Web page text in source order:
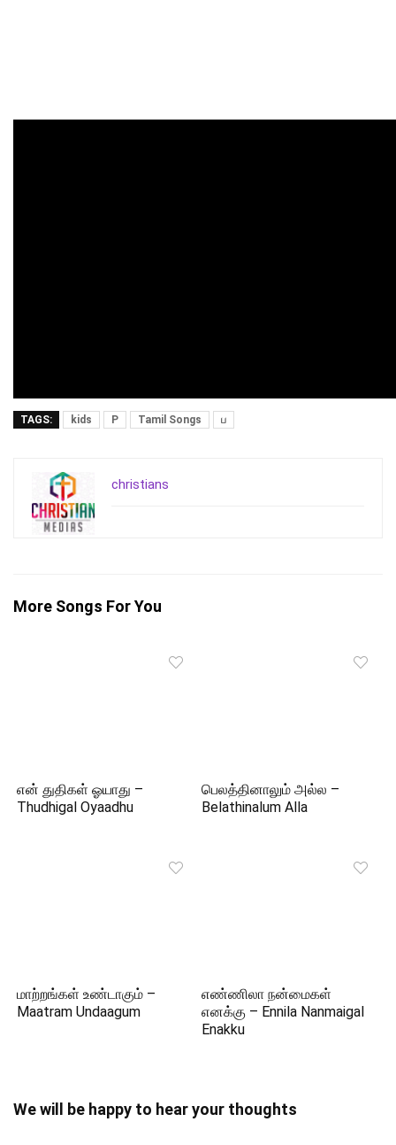
TAGS: kids P Tamil Songs ப
christians
More Songs For You
என் துதிகள் ஓயாது –
Thudhigal Oyaadhu
பெலத்தினாலும் அல்ல –
Belathinalum Alla
மாற்றங்கள் உண்டாகும் –
Maatram Undaagum
எண்ணிலா நன்மைகள்
எனக்கு – Ennila Nanmaigal
Enakku
We will be happy to hear your thoughts